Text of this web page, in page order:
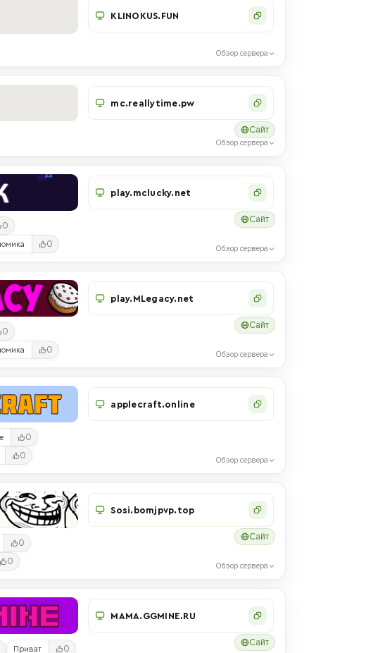
KLINOKUS.FUN
Обзор сервера
mc.reallytime.pw
Сайт
Обзор сервера
0
0
play.mclucky.net
Сайт
Обзор сервера
0
0
play.MLegacy.net
Сайт
Обзор сервера
0
0
applecraft.online
Обзор сервера
0
0
Sosi.bomjpvp.top
Сайт
Обзор сервера
Приват 0
MAMA.GGMINE.RU
Сайт